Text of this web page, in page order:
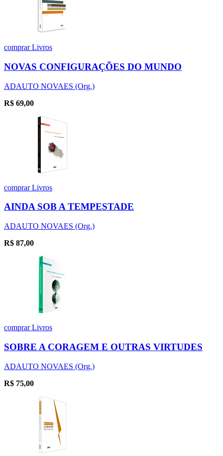
comprarLivros
NOVAS CONFIGURAÇÕES DO MUNDO
ADAUTO NOVAES (Org.)
R$ 69,00
comprarLivros
AINDA SOB A TEMPESTADE
ADAUTO NOVAES (Org.)
R$ 87,00
comprarLivros
SOBRE A CORAGEM E OUTRAS VIRTUDES
ADAUTO NOVAES (Org.)
R$ 75,00